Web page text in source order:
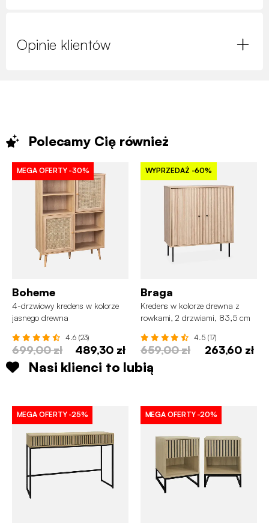
Opinie klientów
Polecamy Cię również
MEGA OFERTY -30%
Boheme
4-drzwiowy kredens w kolorze
jasnego drewna
4.6 (23)
699,00 zł 489,30 zł
WYPRZEDAŻ -60%
Braga
Kredens w kolorze drewna z
rowkami, 2 drzwiami, 83,5 cm
4.5 (17)
659,00 zł 263,60 zł
Nasi klienci to lubią
MEGA OFERTY -25% MEGA OFERTY -20%